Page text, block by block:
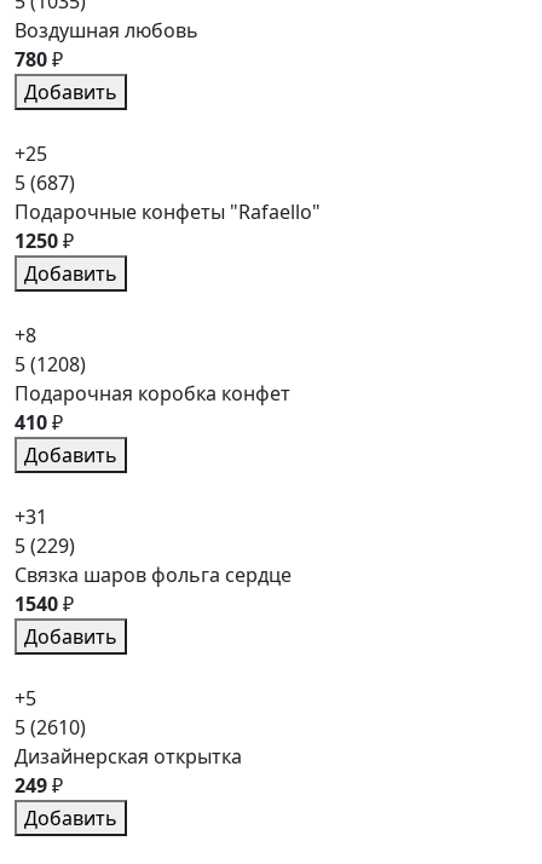
Воздушная любовь
780₽
Добавить
+25
5(687)
Подарочные конфеты "Rafaello"
1250₽
Добавить
+8
5(1208)
Подарочная коробка конфет
410₽
Добавить
+31
5(229)
Связка шаров фольга сердце
1540₽
Добавить
+5
5(2610)
Дизайнерская открытка
249₽
Добавить